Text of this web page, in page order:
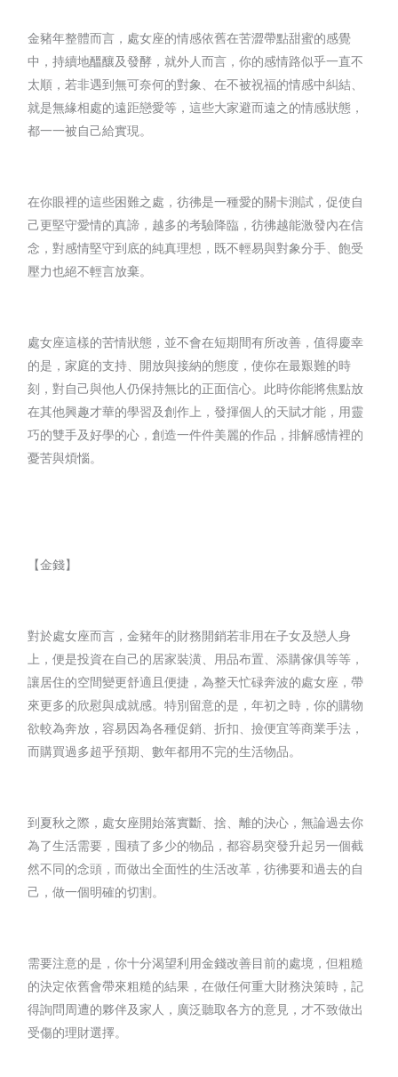
金豬年整體而言，處女座的情感依舊在苦澀帶點甜蜜的感覺
中，持續地醞釀及發酵，就外人而言，你的感情路似乎一直不
太順，若非遇到無可奈何的對象、在不被祝福的情感中糾結、
就是無緣相處的遠距戀愛等，這些大家避而遠之的情感狀態，
都一一被自己給實現。
在你眼裡的這些困難之處，彷彿是一種愛的關卡測試，促使自
己更堅守愛情的真諦，越多的考驗降臨，彷彿越能激發內在信
念，對感情堅守到底的純真理想，既不輕易與對象分手、飽受
壓力也絕不輕言放棄。
處女座這樣的苦情狀態，並不會在短期間有所改善，值得慶幸
的是，家庭的支持、開放與接納的態度，使你在最艱難的時
刻，對自己與他人仍保持無比的正面信心。此時你能將焦點放
在其他興趣才華的學習及創作上，發揮個人的天賦才能，用靈
巧的雙手及好學的心，創造一件件美麗的作品，排解感情裡的
憂苦與煩惱。
【金錢】
對於處女座而言，金豬年的財務開銷若非用在子女及戀人身
上，便是投資在自己的居家裝潢、用品布置、添購傢俱等等，
讓居住的空間變更舒適且便捷，為整天忙碌奔波的處女座，帶
來更多的欣慰與成就感。特別留意的是，年初之時，你的購物
欲較為奔放，容易因為各種促銷、折扣、撿便宜等商業手法，
而購買過多超乎預期、數年都用不完的生活物品。
到夏秋之際，處女座開始落實斷、捨、離的決心，無論過去你
為了生活需要，囤積了多少的物品，都容易突發升起另一個截
然不同的念頭，而做出全面性的生活改革，彷彿要和過去的自
己，做一個明確的切割。
需要注意的是，你十分渴望利用金錢改善目前的處境，但粗糙
的決定依舊會帶來粗糙的結果，在做任何重大財務決策時，記
得詢問周遭的夥伴及家人，廣泛聽取各方的意見，才不致做出
受傷的理財選擇。